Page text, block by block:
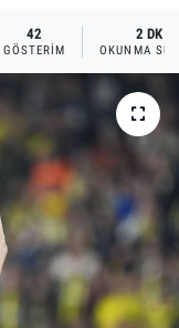
42
GÖSTERIM
2 DK
OKUNMA